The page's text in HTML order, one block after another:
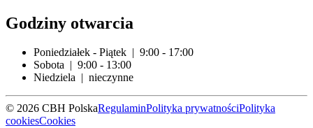
Godziny otwarcia
Poniedziałek - Piątek | 9:00 - 17:00
Sobota | 9:00 - 13:00
Niedziela | nieczynne
© 2026 CBH PolskaRegulaminPolityka prywatnościPolityka
cookiesCookies